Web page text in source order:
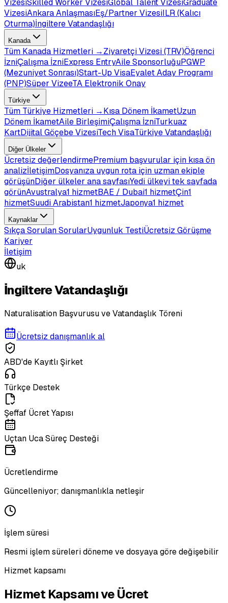
VizesiSkilled Worker VizesiGlobal Talent VizesiGraduate
VizesiAnkara AnlaşmasıEş/Partner VizesiILR (Kalıcı
Oturma)İngiltere Vatandaşlığı
Kanada
Tüm Kanada Hizmetleri →Ziyaretçi Vizesi (TRV)Öğrenci
İzniÇalışma İzniExpress EntryAile SponsorluğuPGWP
(Mezuniyet Sonrası)Start-Up VisaEyalet Aday Programı
(PNP)Süper VizeeTA Elektronik Onay
Türkiye
Tüm Türkiye Hizmetleri →Kısa Dönem İkametUzun
Dönem İkametAile BirleşimiÇalışma İzniTurkuaz
KartDijital Göçebe VizesiTech VisaTürkiye Vatandaşlığı
Diğer Ülkeler
Ücretsiz değerlendirmePremium başvurular için kısa ön
analizİletişimDosyanıza uygun rota için uzman ekiple
görüşünDiğer ülkeler ana sayfasıYedi ülkeyi tek sayfada
görünAvustralya1 hizmetBAE / Dubai1 hizmetÇin1
hizmetSuudi Arabistan1 hizmetJaponya1 hizmet
Kaynaklar
Sıkça Sorulan SorularUygunluk TestiÜcretsiz Görüşme
Kariyer
İletişim
uk
İngiltere Vatandaşlığı
Naturalisation Başvurusu ve Vatandaşlık Töreni
Ücretsiz danışmanlık al
ABD'de Kayıtlı Şirket
Türkçe Destek
Şeffaf Ücret Yapısı
Uçtan Uca Süreç Desteği
Ücretlendirme
Güncelleniyor; danışmanlıkla netleşir
İşlem süresi
Resmi işlem süreleri döneme ve dosyaya göre değişebilir
Hizmet kapsamı
Hizmet Kapsamı ve Ücret